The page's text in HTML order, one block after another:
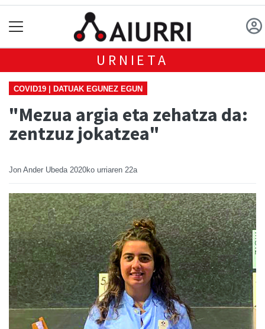
URNIETA
COVID19 | DATUAK EGUNEZ EGUN
"Mezua argia eta zehatza da:
zentzuz jokatzea"
Jon Ander Ubeda 2020ko urriaren 22a